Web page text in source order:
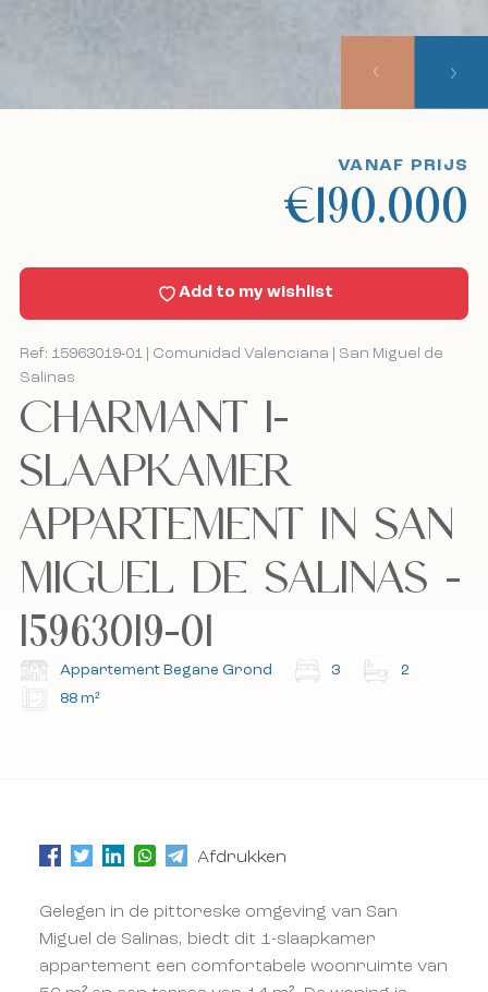
Sell With Us
Nieuws
Contact
Ik accepteer het cookiebeleid, het privacybeleid
en de algemene voorwaarden.
Abonneer u op onze nieuwsbrief.
Ik accepteer het cookiebeleid, het privacybeleid
en de algemene voorwaarden.
Abonneer u op onze nieuwsbrief.
Ref: 15963019-01 | Comunidad Valenciana | San Miguel de
Salinas
CHARMANT 1-
SLAAPKAMER
APPARTEMENT IN SAN
MIGUEL DE SALINAS -
15963019-01
Appartement Begane Grond 3
2
88 m²
VANAF PRIJS
€190.000
Add to my wishlist
Afdrukken
Gelegen in de pittoreske omgeving van San
Miguel de Salinas, biedt dit 1-slaapkamer
appartement een comfortabele woonruimte van